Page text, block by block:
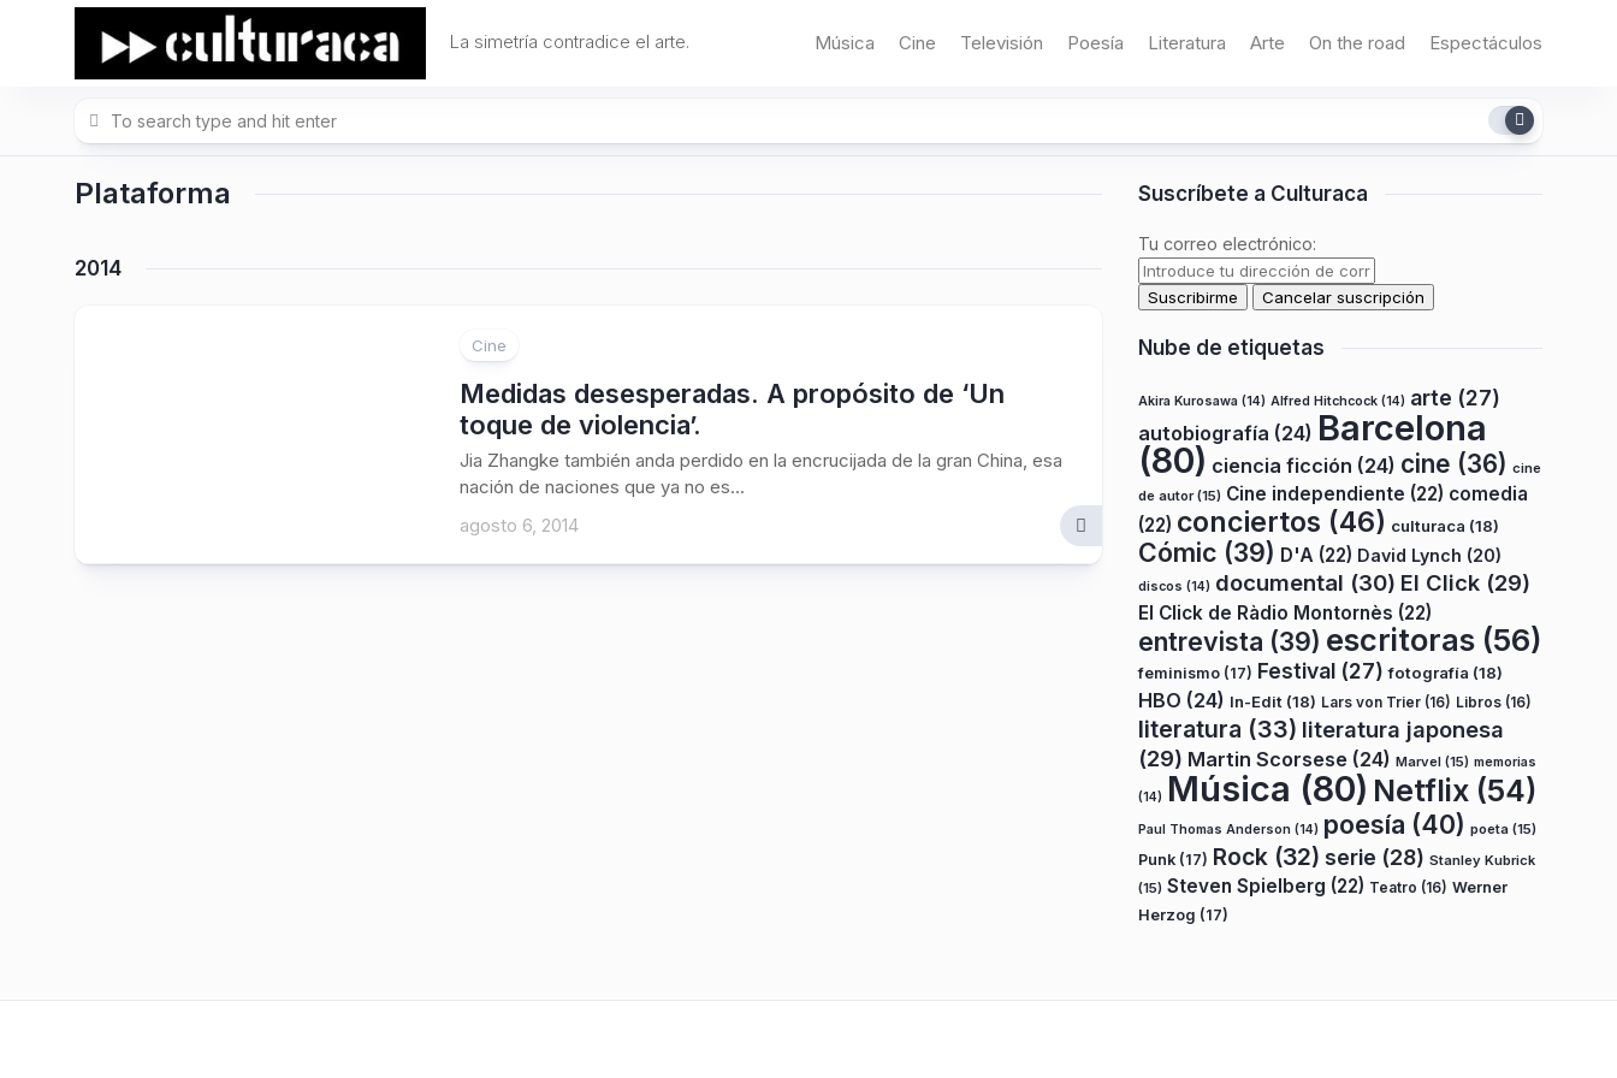
La simetría contradice el arte. Música Cine Televisión Poesía Literatura Arte On the road Espectáculos
Plataforma
2014
Cine
Medidas desesperadas. A propósito de ‘Un
toque de violencia’.
Jia Zhangke también anda perdido en la encrucijada de la gran China, esa
nación de naciones que ya no es...
agosto 6, 2014
Suscríbete a Culturaca
Tu correo electrónico:
Nube de etiquetas
Akira Kurosawa (14) Alfred Hitchcock (14) arte (27)
autobiografía (24) Barcelona
(80) ciencia ficción (24) cine (36) cine
de autor(15) Cine independiente (22) comedia
(22) conciertos (46) culturaca (18)
Cómic (39) D'A (22) David Lynch (20)
discos (14) documental (30) El Click (29)
El Click de Ràdio Montornès (22)
entrevista (39) escritoras (56)
feminismo (17) Festival (27) fotografía (18)
HBO (24) In-Edit (18) Lars von Trier (16) Libros (16)
literatura (33) literatura japonesa
(29) Martin Scorsese (24) Marvel (15) memorias
(14) Música (80) Netflix (54)
Paul Thomas Anderson (14) poesía (40) poeta (15)
Punk (17) Rock (32) serie (28) Stanley Kubrick
(15) Steven Spielberg (22) Teatro (16) Werner
Herzog (17)